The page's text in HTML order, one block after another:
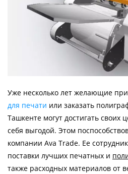
Уже несколько лет желающие
для печати или заказать
Ташкенте могут достигать своих
себя выгодой. Этом
компании Ava Trade. Ее
поставки лучших печатных и
также расходных материалов от